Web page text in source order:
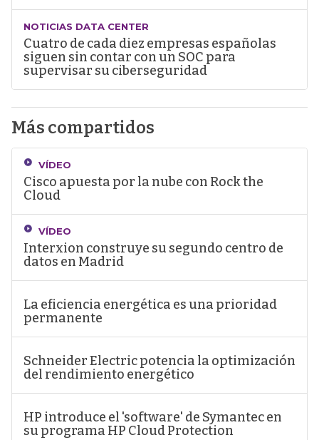
NOTICIAS DATA CENTER
Cuatro de cada diez empresas españolas
siguen sin contar con un SOC para
supervisar su ciberseguridad
Más compartidos
VÍDEO
Cisco apuesta por la nube con Rock the
Cloud
VÍDEO
Interxion construye su segundo centro de
datos en Madrid
La eficiencia energética es una prioridad
permanente
Schneider Electric potencia la optimización
del rendimiento energético
HP introduce el 'software' de Symantec en
su programa HP Cloud Protection